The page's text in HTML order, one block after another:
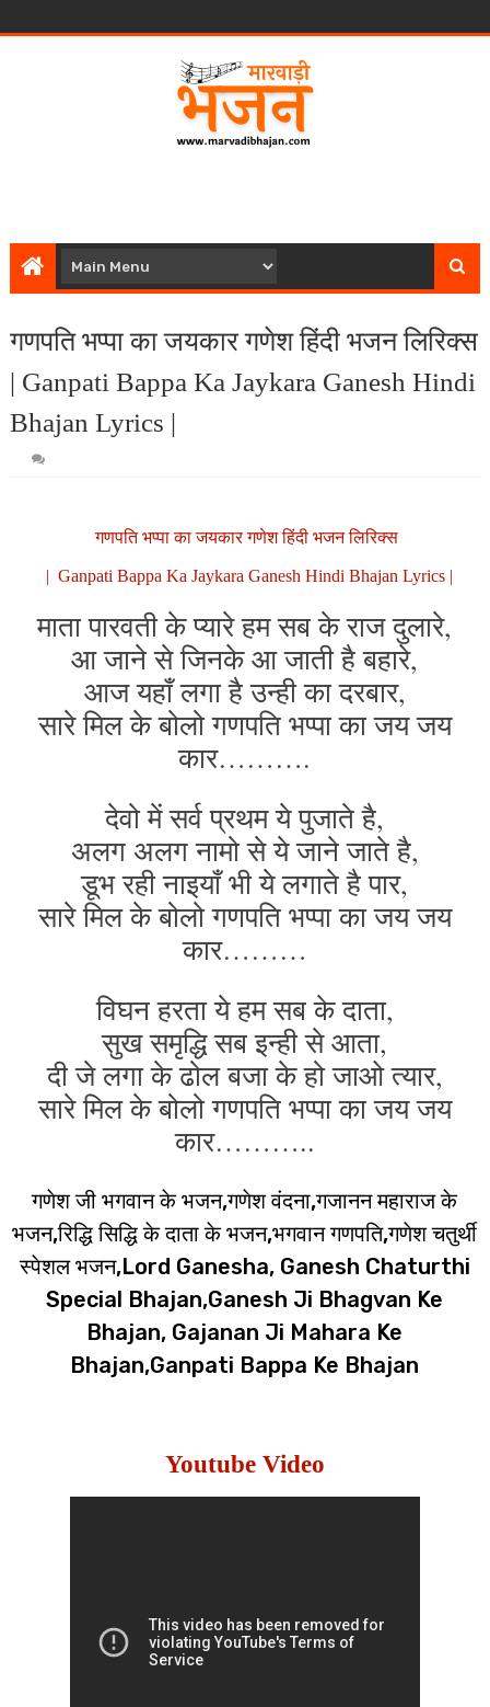
गणपति भप्पा का जयकार गणेश हिंदी भजन लिरिक्स
| Ganpati Bappa Ka Jaykara Ganesh Hindi
Bhajan Lyrics |
गणपति भप्पा का जयकार गणेश हिंदी भजन लिरिक्स
| Ganpati Bappa Ka Jaykara Ganesh Hindi Bhajan Lyrics |
माता पारवती के प्यारे हम सब के राज दुलारे,
आ जाने से जिनके आ जाती है बहारे,
आज यहाँ लगा है उन्ही का दरबार,
सारे मिल के बोलो गणपति भप्पा का जय जय
कार……….
देवो में सर्व प्रथम ये पुजाते है,
अलग अलग नामो से ये जाने जाते है,
डूभ रही नाइयाँ भी ये लगाते है पार,
सारे मिल के बोलो गणपति भप्पा का जय जय
कार………
विघन हरता ये हम सब के दाता,
सुख समृद्धि सब इन्ही से आता,
दी जे लगा के ढोल बजा के हो जाओ त्यार,
सारे मिल के बोलो गणपति भप्पा का जय जय
कार………..
गणेश जी भगवान के भजन,गणेश वंदना,गजानन महाराज के
भजन,रिद्धि सिद्धि के दाता के भजन,भगवान गणपति,गणेश चतुर्थी
स्पेशल भजन,Lord Ganesha, Ganesh Chaturthi
Special Bhajan,Ganesh Ji Bhagvan Ke
Bhajan, Gajanan Ji Mahara Ke
Bhajan,Ganpati Bappa Ke Bhajan
Youtube Video